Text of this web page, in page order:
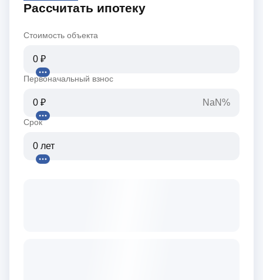
Рассчитать ипотеку
Стоимость объекта
Первоначальный взнос
NaN%
Срок